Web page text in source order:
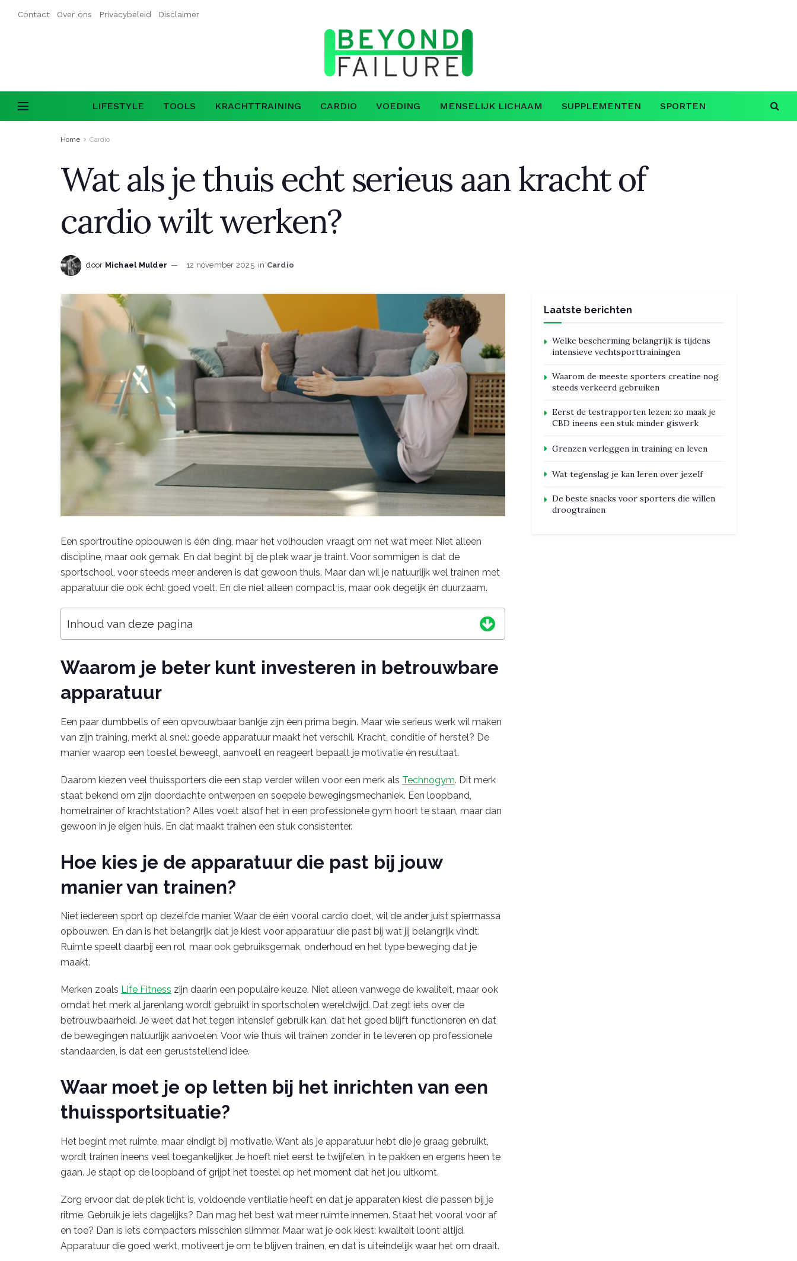
Contact Over ons Privacybeleid Disclaimer
LIFESTYLE TOOLS KRACHTTRAINING CARDIO VOEDING MENSELIJK LICHAAM SUPPLEMENTEN SPORTEN
Home Cardio
Wat als je thuis echt serieus aan kracht of
cardio wilt werken?
door Michael Mulder 12 november 2025 in Cardio
Een sportroutine opbouwen is één ding, maar het volhouden vraagt om net wat meer. Niet alleen
discipline, maar ook gemak. En dat begint bij de plek waar je traint. Voor sommigen is dat de
sportschool, voor steeds meer anderen is dat gewoon thuis. Maar dan wil je natuurlijk wel trainen met
apparatuur die ook écht goed voelt. En die niet alleen compact is, maar ook degelijk én duurzaam.
Inhoud van deze pagina
Waarom je beter kunt investeren in betrouwbare
apparatuur
Een paar dumbbells of een opvouwbaar bankje zijn een prima begin. Maar wie serieus werk wil maken
van zijn training, merkt al snel: goede apparatuur maakt het verschil. Kracht, conditie of herstel? De
manier waarop een toestel beweegt, aanvoelt en reageert bepaalt je motivatie én resultaat.
Daarom kiezen veel thuissporters die een stap verder willen voor een merk als Technogym. Dit merk
staat bekend om zijn doordachte ontwerpen en soepele bewegingsmechaniek. Een loopband,
hometrainer of krachtstation? Alles voelt alsof het in een professionele gym hoort te staan, maar dan
gewoon in je eigen huis. En dat maakt trainen een stuk consistenter.
Hoe kies je de apparatuur die past bij jouw
manier van trainen?
Niet iedereen sport op dezelfde manier. Waar de één vooral cardio doet, wil de ander juist spiermassa
opbouwen. En dan is het belangrijk dat je kiest voor apparatuur die past bij wat jij belangrijk vindt.
Ruimte speelt daarbij een rol, maar ook gebruiksgemak, onderhoud en het type beweging dat je
maakt.
Merken zoals Life Fitness zijn daarin een populaire keuze. Niet alleen vanwege de kwaliteit, maar ook
omdat het merk al jarenlang wordt gebruikt in sportscholen wereldwijd. Dat zegt iets over de
betrouwbaarheid. Je weet dat het tegen intensief gebruik kan, dat het goed blijft functioneren en dat
de bewegingen natuurlijk aanvoelen. Voor wie thuis wil trainen zonder in te leveren op professionele
standaarden, is dat een geruststellend idee.
Waar moet je op letten bij het inrichten van een
thuissportsituatie?
Het begint met ruimte, maar eindigt bij motivatie. Want als je apparatuur hebt die je graag gebruikt,
wordt trainen ineens veel toegankelijker. Je hoeft niet eerst te twijfelen, in te pakken en ergens heen te
gaan. Je stapt op de loopband of grijpt het toestel op het moment dat het jou uitkomt.
Zorg ervoor dat de plek licht is, voldoende ventilatie heeft en dat je apparaten kiest die passen bij je
ritme. Gebruik je iets dagelijks? Dan mag het best wat meer ruimte innemen. Staat het vooral voor af
en toe? Dan is iets compacters misschien slimmer. Maar wat je ook kiest: kwaliteit loont altijd.
Apparatuur die goed werkt, motiveert je om te blijven trainen, en dat is uiteindelijk waar het om draait.
Laatste berichten
Welke bescherming belangrijk is tijdens
intensieve vechtsporttrainingen
Waarom de meeste sporters creatine nog
steeds verkeerd gebruiken
Eerst de testrapporten lezen: zo maak je
CBD ineens een stuk minder giswerk
Grenzen verleggen in training en leven
Wat tegenslag je kan leren over jezelf
De beste snacks voor sporters die willen
droogtrainen